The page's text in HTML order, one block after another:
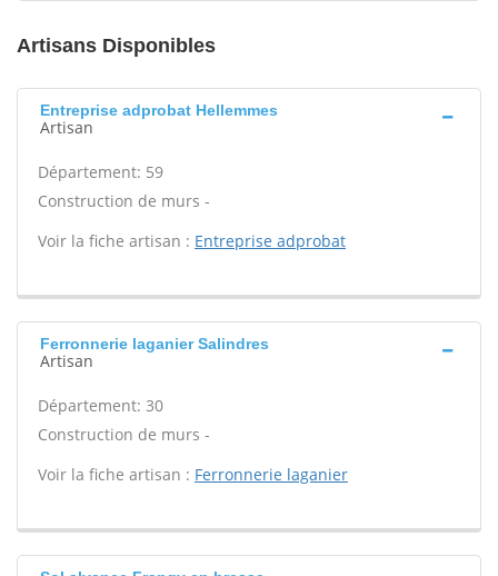
Artisans Disponibles
Entreprise adprobat Hellemmes
Artisan
Département: 59
Construction de murs -
Voir la fiche artisan : Entreprise adprobat
Ferronnerie laganier Salindres
Artisan
Département: 30
Construction de murs -
Voir la fiche artisan : Ferronnerie laganier